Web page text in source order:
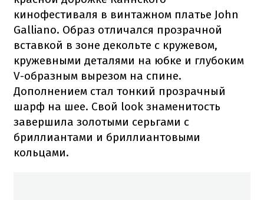
кинофестиваля в винтажном платье John
Galliano. Образ отличался прозрачной
вставкой в зоне декольте с кружевом,
кружевными деталями на юбке и глубоким
V-образным вырезом на спине.
Дополнением стал тонкий прозрачный
шарф на шее. Свой look знаменитость
завершила золотыми серьгами с
бриллиантами и бриллиантовыми
кольцами.